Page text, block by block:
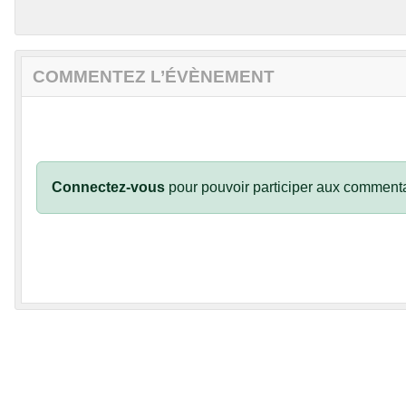
COMMENTEZ L’ÉVÈNEMENT
Connectez-vous pour pouvoir participer aux